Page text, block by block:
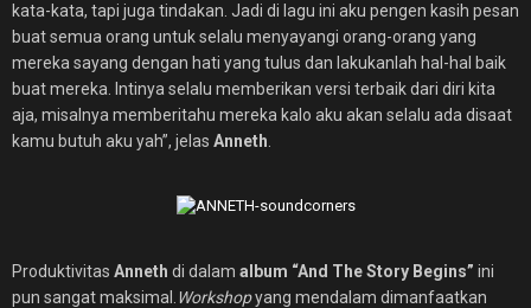
kata-kata, tapi juga tindakan. Jadi di lagu ini aku pengen kasih pesan
buat semua orang untuk selalu menyayangi orang-orang yang
mereka sayang dengan hati yang tulus dan lakukanlah hal-hal baik
buat mereka. Intinya selalu memberikan versi terbaik dari diri kita
aja, misalnya memberitahu mereka kalo aku akan selalu ada disaat
kamu butuh aku yah”, jelas Anneth
Produktivitas Anneth di dalam album “And The Story Begins” ini
pun sangat maksimal. Workshopyang mendalam dimanfaatkan